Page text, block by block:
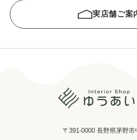
実店舗ご案
〒391-0000 長野県茅野市